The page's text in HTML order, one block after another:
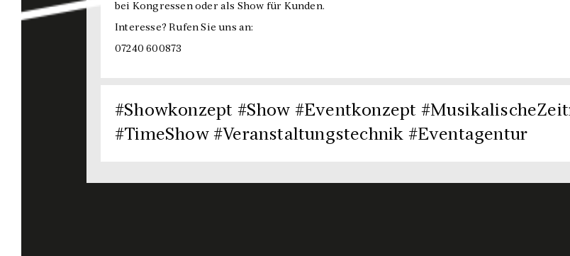
bei Kongressen oder als Show für Kunden.
Interesse? Rufen Sie uns an:
07240 600873
#Showkonzept #Show #Eventkonzept
#TimeShow #Veranstaltungstechnik #Eventagentur